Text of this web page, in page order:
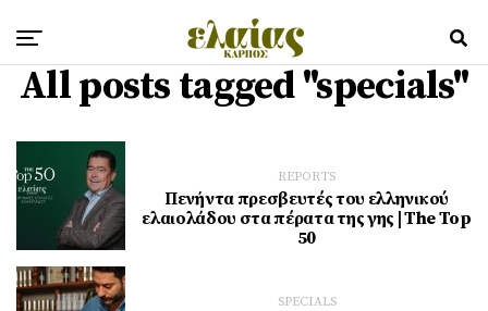
All posts tagged "specials"
REPORTS
Πενήντα πρεσβευτές του ελληνικού
ελαιολάδου στα πέρατα της γης | The Top
50
SPECIALS